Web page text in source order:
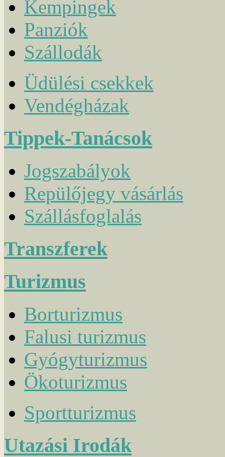
Kempingek
Panziók
Szállodák
Üdülési csekkek
Vendégházak
Tippek-Tanácsok
Jogszabályok
Repülőjegy vásárlás
Szállásfoglalás
Transzferek
Turizmus
Borturizmus
Falusi turizmus
Gyógyturizmus
Ökoturizmus
Sportturizmus
Utazási Irodák